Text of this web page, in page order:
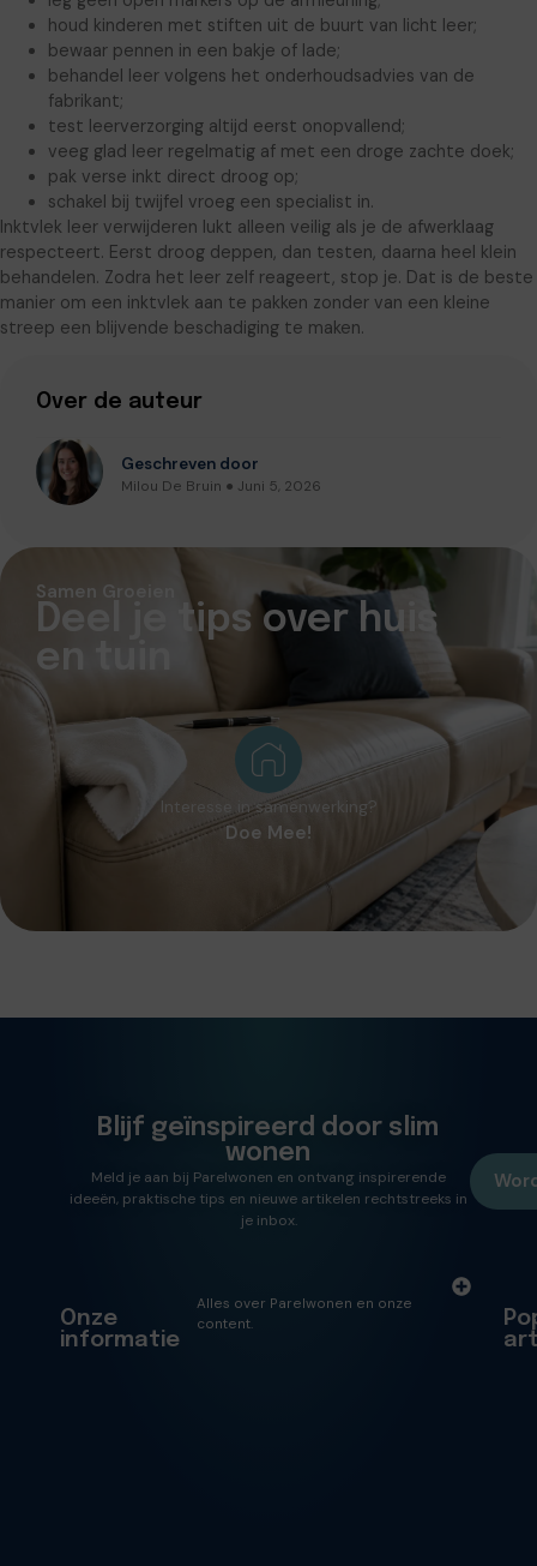
houd kinderen met stiften uit de buurt van licht leer;
bewaar pennen in een bakje of lade;
behandel leer volgens het onderhoudsadvies van de
fabrikant;
test leerverzorging altijd eerst onopvallend;
veeg glad leer regelmatig af met een droge zachte doek;
pak verse inkt direct droog op;
schakel bij twijfel vroeg een specialist in.
Inktvlek leer verwijderen lukt alleen veilig als je de afwerklaag
respecteert. Eerst droog deppen, dan testen, daarna heel klein
behandelen. Zodra het leer zelf reageert, stop je. Dat is de beste
manier om een inktvlek aan te pakken zonder van een kleine
streep een blijvende beschadiging te maken.
Over de auteur
Geschreven door
Milou De Bruin ● Juni 5, 2026
Samen Groeien
Deel je tips over huis
en tuin
Interesse in samenwerking?
Doe Mee!
Blijf geïnspireerd door slim
wonen
Meld je aan bij Parelwonen en ontvang inspirerende
ideeën, praktische tips en nieuwe artikelen rechtstreeks in
je inbox.
Onze
informatie
Alles over Parelwonen en onze
content.